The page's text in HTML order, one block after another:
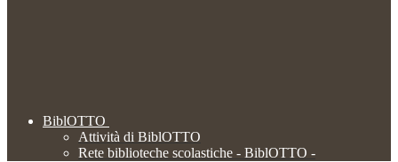
BiblOTTO
Attività di BiblOTTO
Rete biblioteche scolastiche - BiblOTTO -